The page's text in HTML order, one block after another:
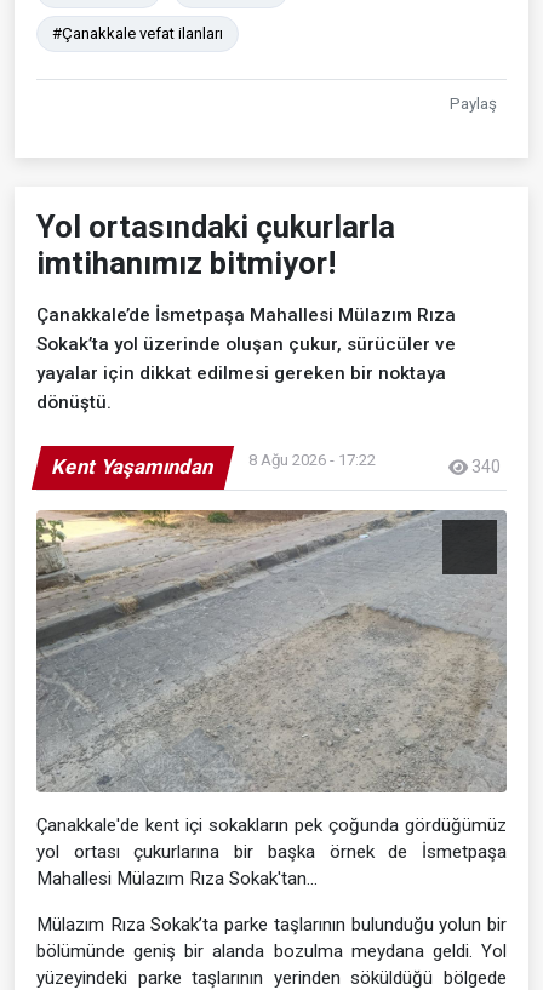
#Çanakkale vefat ilanları
Paylaş
Yol ortasındaki çukurlarla
imtihanımız bitmiyor!
Çanakkale’de İsmetpaşa Mahallesi Mülazım Rıza
Sokak’ta yol üzerinde oluşan çukur, sürücüler ve
yayalar için dikkat edilmesi gereken bir noktaya
dönüştü.
Kent Yaşamından 8 Ağu 2026 - 17:22 340
Çanakkale'de kent içi sokakların pek çoğunda gördüğümüz
yol ortası çukurlarına bir başka örnek de İsmetpaşa
Mahallesi Mülazım Rıza Sokak'tan...
Mülazım Rıza Sokak’ta parke taşlarının bulunduğu yolun bir
bölümünde geniş bir alanda bozulma meydana geldi. Yol
yüzeyindeki parke taşlarının yerinden söküldüğü bölgede